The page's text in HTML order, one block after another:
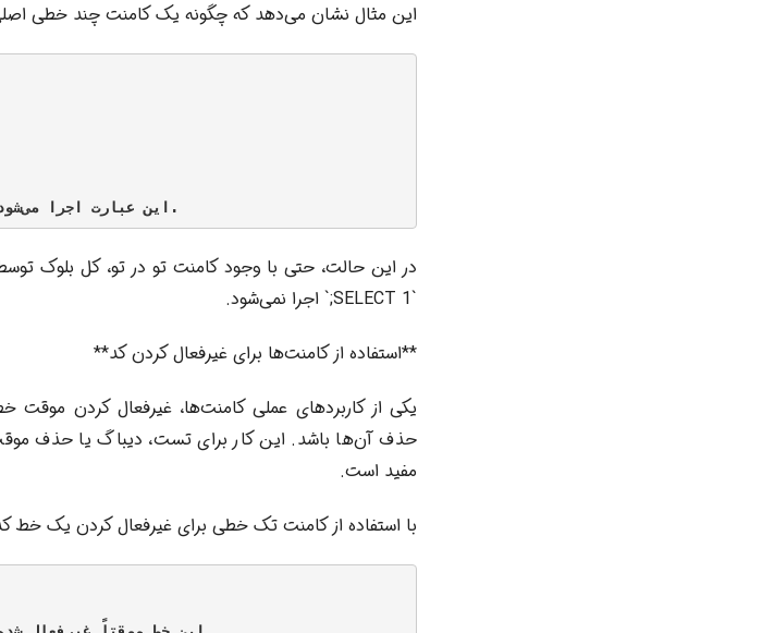
این مثال نشان می‌دهد که چگونه یک کامنت چند خطی
`SELECT 1;` اجرا نمی‌شود.
**استفاده از کامنت‌ها برای غیرفعال کردن کد**
یکی از کاربردهای عملی کامنت‌ها، غیرفعال کردن موقت
حذف آن‌ها باشد. این کار برای تست، دیباگ یا حذف
مفید است.
با استفاده از کامنت تک خطی برای غیرفعال کردن یک خط